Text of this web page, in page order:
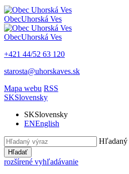
ObecUhorská Ves
ObecUhorská Ves
+421 44/52 63 120
starosta@uhorskaves.sk
Mapa webu RSS
SKSlovensky
SKSlovensky
ENEnglish
Hľadaný
Hľadať
rozšírené vyhľadávanie